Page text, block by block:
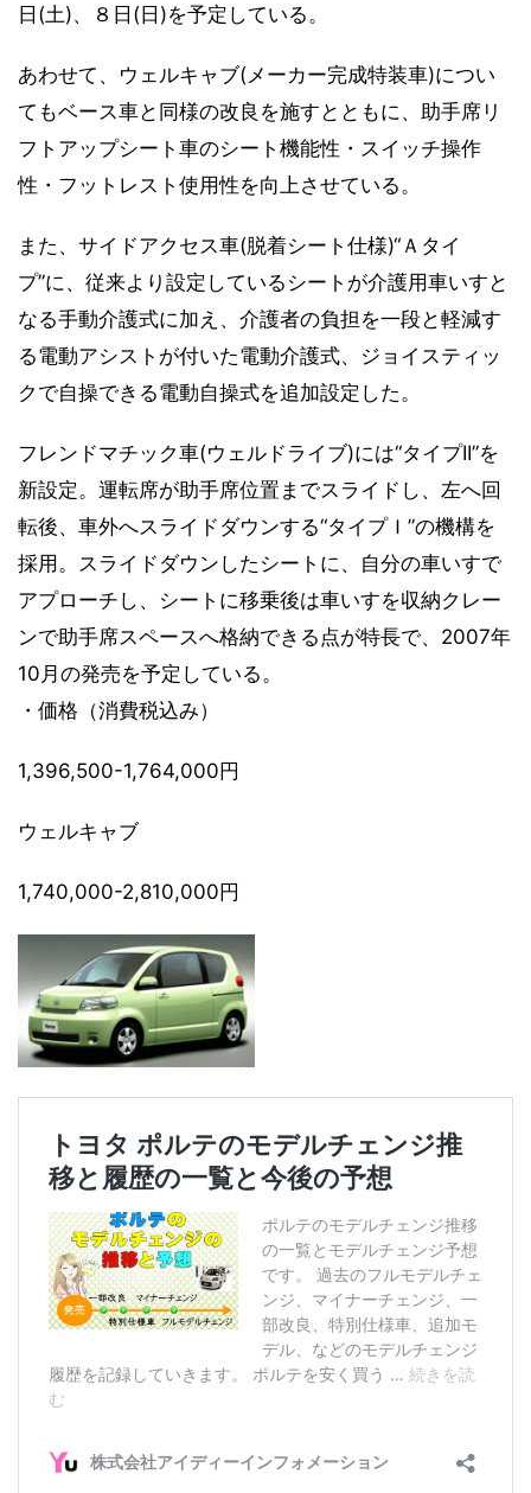
日(土)、８日(日)を予定している。
あわせて、ウェルキャブ(メーカー完成特装車)につい
てもベース車と同様の改良を施すとともに、助手席リ
フトアップシート車のシート機能性・スイッチ操作
性・フットレスト使用性を向上させている。
また、サイドアクセス車(脱着シート仕様)“Ａタイ
プ”に、従来より設定しているシートが介護用車いすと
なる手動介護式に加え、介護者の負担を一段と軽減す
る電動アシストが付いた電動介護式、ジョイスティッ
クで自操できる電動自操式を追加設定した。
フレンドマチック車(ウェルドライブ)には“タイプII”を
新設定。運転席が助手席位置までスライドし、左へ回
転後、車外へスライドダウンする“タイプＩ”の機構を
採用。スライドダウンしたシートに、自分の車いすで
アプローチし、シートに移乗後は車いすを収納クレー
ンで助手席スペースへ格納できる点が特長で、2007年
10月の発売を予定している。
・価格（消費税込み）
1,396,500-1,764,000円
ウェルキャブ
1,740,000-2,810,000円